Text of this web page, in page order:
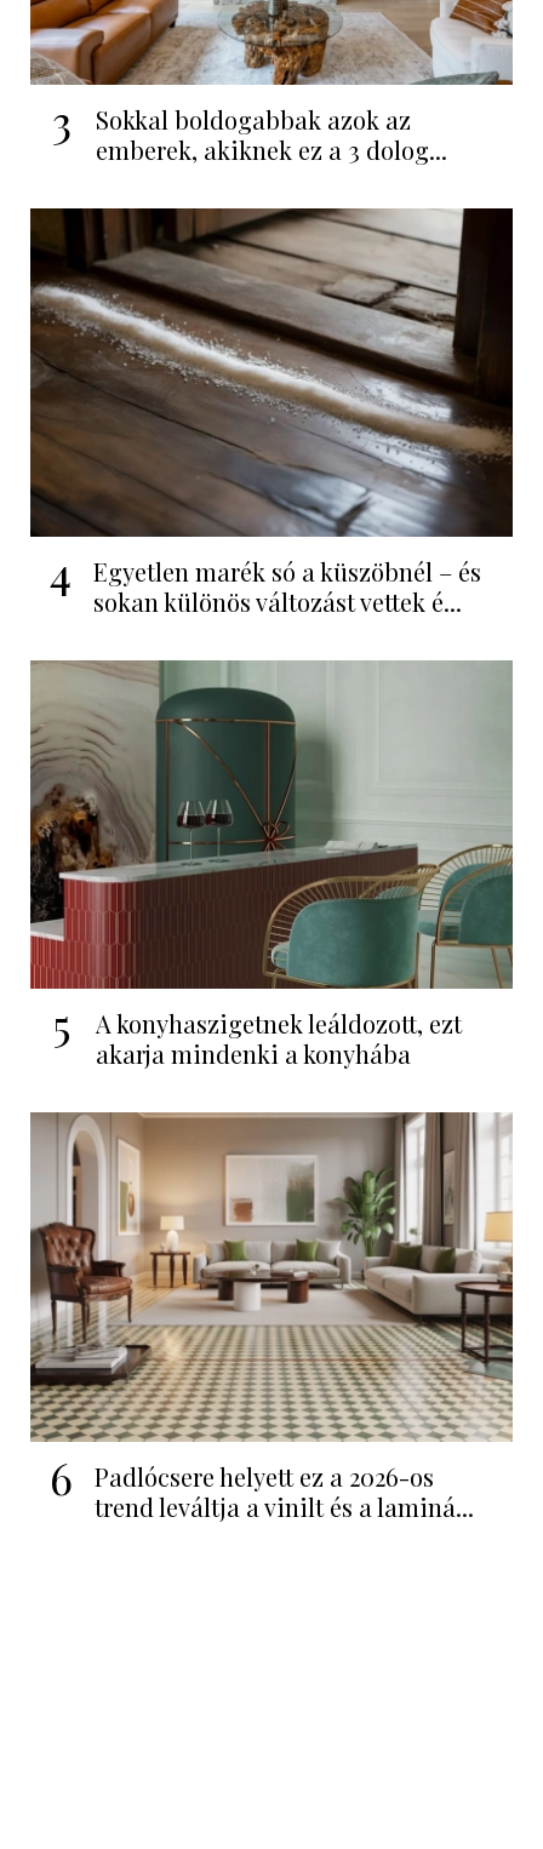
3
Sokkal boldogabbak azok az
emberek, akiknek ez a 3 dolog...
4
Egyetlen marék só a küszöbnél – és
sokan különös változást vettek é...
5
A konyhaszigetnek leáldozott, ezt
akarja mindenki a konyhába
6
Padlócsere helyett ez a 2026-os
trend leváltja a vinilt és a laminá...